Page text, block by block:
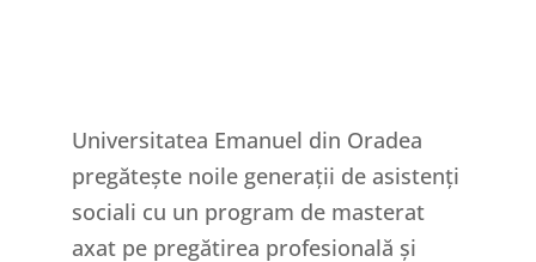
Universitatea Emanuel din Oradea
pregătește noile generații de asistenți
sociali cu un program de masterat
axat pe pregătirea profesională și